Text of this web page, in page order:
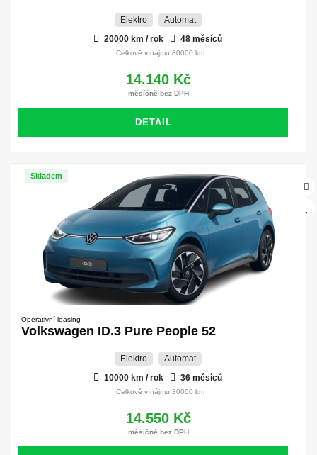
Elektro
Automat
20000 km / rok
48 měsíců
Celkově v nájmu 80000 km
14.140 Kč
měsíčně bez DPH
DETAIL
Skladem
Operativní leasing
Volkswagen ID.3 Pure People 52
Elektro
Automat
10000 km / rok
36 měsíců
Celkově v nájmu 30000 km
14.550 Kč
měsíčně bez DPH